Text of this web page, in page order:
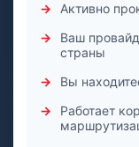
Активно
Ваш
страны
Вы
Работает